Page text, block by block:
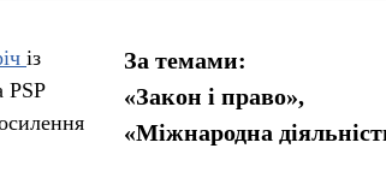
із
PSP
За темами:
«Закон і право»,
«Міжнародна